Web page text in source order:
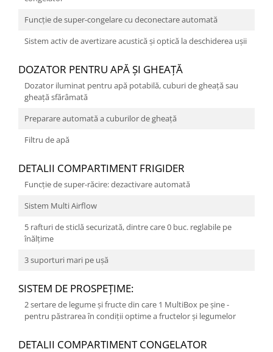
Funcţie de super-congelare cu deconectare automată
Sistem activ de avertizare acustică şi optică la deschiderea uşii
DOZATOR PENTRU APĂ ȘI GHEAȚĂ
Dozator iluminat pentru apă potabilă, cuburi de gheaţă sau
gheaţă sfărâmată
Preparare automată a cuburilor de gheaţă
Filtru de apă
DETALII COMPARTIMENT FRIGIDER
Funcţie de super-răcire: dezactivare automată
Sistem Multi Airflow
5 rafturi de sticlă securizată, dintre care 0 buc. reglabile pe
înălţime
3 suporturi mari pe uşă
SISTEM DE PROSPEŢIME:
2 sertare de legume şi fructe din care 1 MultiBox pe șine -
pentru păstrarea în condiții optime a fructelor și legumelor
DETALII COMPARTIMENT CONGELATOR